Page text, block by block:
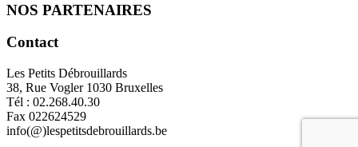
NOS PARTENAIRES
Contact
Les Petits Débrouillards
38, Rue Vogler 1030 Bruxelles
Tél : 02.268.40.30
Fax 022624529
info(@)lespetitsdebrouillards.be